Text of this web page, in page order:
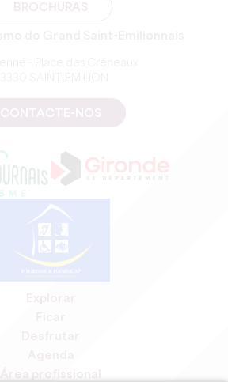
Área profissional